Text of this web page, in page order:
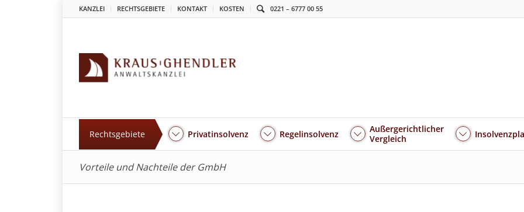
KANZLEI RECHTSGEBIETE KONTAKT KOSTEN 0221 – 6777 00 55
Rechtsgebiete Privatinsolvenz Regelinsolvenz
Außergerichtlicher
Vergleich
Vorteile und Nachteile der GmbH